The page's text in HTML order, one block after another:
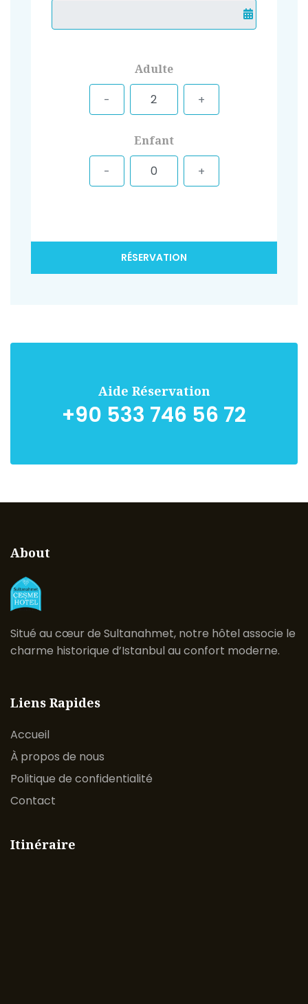
Adulte
Enfant
RÉSERVATION
Aide Réservation
+90 533 746 56 72
About
Situé au cœur de Sultanahmet, notre hôtel associe le
charme historique d’Istanbul au confort moderne.
Liens Rapides
Accueil
À propos de nous
Politique de confidentialité
Contact
Itinéraire